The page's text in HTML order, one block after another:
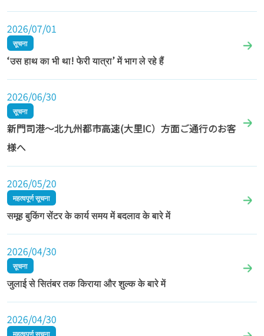
2026/07/01
सूचना
‘उस हाथ का भी था! फेरी यात्रा’ में भाग ले रहे हैं
2026/06/30
सूचना
新門司港～北九州都市高速(大里IC）方面ご通行のお客
様へ
2026/05/20
महत्वपूर्ण सूचना
समूह बुकिंग सेंटर के कार्य समय में बदलाव के बारे में
2026/04/30
सूचना
जुलाई से सितंबर तक किराया और शुल्क के बारे में
2026/04/30
महत्वपूर्ण सूचना